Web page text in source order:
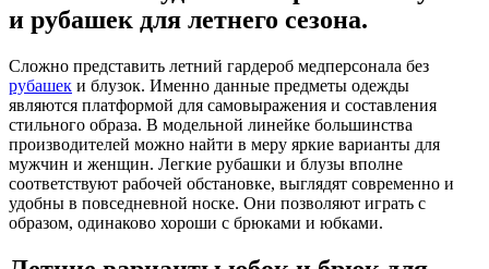
и рубашек для летнего сезона.
Сложно представить летний гардероб медперсонала без
рубашек и блузок. Именно данные предметы одежды
являются платформой для самовыражения и составления
стильного образа. В модельной линейке большинства
производителей можно найти в меру яркие варианты для
мужчин и женщин. Легкие рубашки и блузы вполне
соответствуют рабочей обстановке, выглядят современно и
удобны в повседневной носке. Они позволяют играть с
образом, одинаково хороши с брюками и юбками.